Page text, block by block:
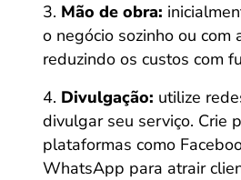
Mão de obra:
o negócio sozinho ou com
reduzindo os custos com
Divulgação: utilize
divulgar seu serviço. Crie
plataformas como
WhatsApp para atrair